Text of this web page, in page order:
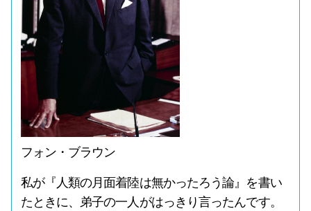
フォン・ブラウン
私が『人類の月面着陸は無かったろう論』を書い
たときに、弟子の一人がはっきり言ったんです。